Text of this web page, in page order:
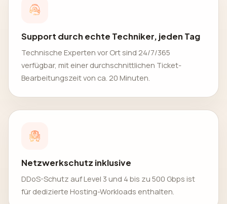
Support durch echte Techniker, jeden Tag
Technische Experten vor Ort sind 24/7/365
verfügbar, mit einer durchschnittlichen Ticket-
Bearbeitungszeit von ca. 20 Minuten.
Netzwerkschutz inklusive
DDoS-Schutz auf Level 3 und 4 bis zu 500 Gbps ist
für dedizierte Hosting-Workloads enthalten.